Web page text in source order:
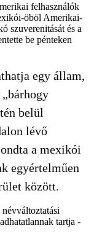
felhasználók
öböl Amerikai-
szuverenitását és a
be pénteken
egy állam,
belül
lévő
a mexikói
egyértelműen
között.
tartja -